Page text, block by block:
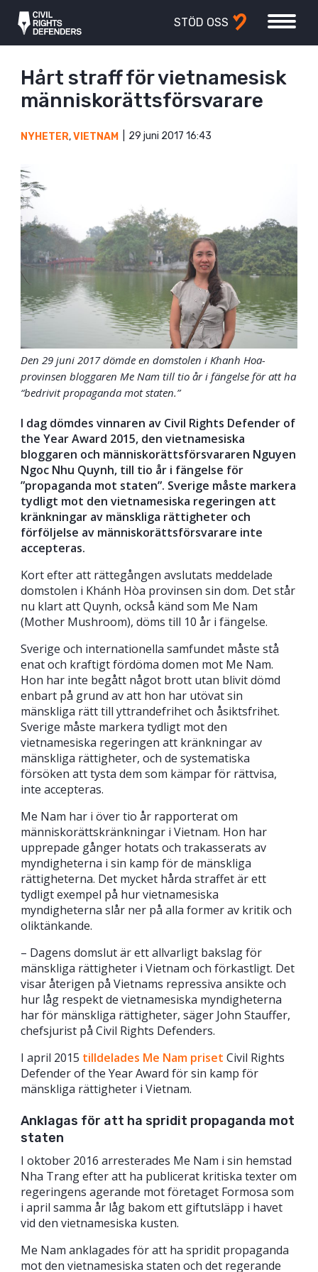
STÖD OSS
Hårt straff för vietnamesisk
människorättsförsvarare
NYHETER,VIETNAM 29 juni 2017 16:43
Den 29 juni 2017 dömde en domstolen i Khanh Hoa-
provinsen bloggaren Me Nam till tio år i fängelse för att ha
“bedrivit propaganda mot staten.”
I dag dömdes vinnaren av Civil Rights Defender of
the Year Award 2015, den vietnamesiska
bloggaren och människorättsförsvararen Nguyen
Ngoc Nhu Quynh, till tio år i fängelse för
”propaganda mot staten”. Sverige måste markera
tydligt mot den vietnamesiska regeringen att
kränkningar av mänskliga rättigheter och
förföljelse av människorättsförsvarare inte
accepteras.
Kort efter att rättegången avslutats meddelade
domstolen i Khánh Hòa provinsen sin dom. Det står
nu klart att Quynh, också känd som Me Nam
(Mother Mushroom), döms till 10 år i fängelse.
Sverige och internationella samfundet måste stå
enat och kraftigt fördöma domen mot Me Nam.
Hon har inte begått något brott utan blivit dömd
enbart på grund av att hon har utövat sin
mänskliga rätt till yttrandefrihet och åsiktsfrihet.
Sverige måste markera tydligt mot den
vietnamesiska regeringen att kränkningar av
mänskliga rättigheter, och de systematiska
försöken att tysta dem som kämpar för rättvisa,
inte accepteras.
Me Nam har i över tio år rapporterat om
människorättskränkningar i Vietnam. Hon har
upprepade gånger hotats och trakasserats av
myndigheterna i sin kamp för de mänskliga
rättigheterna. Det mycket hårda straffet är ett
tydligt exempel på hur vietnamesiska
myndigheterna slår ner på alla former av kritik och
oliktänkande.
– Dagens domslut är ett allvarligt bakslag för
mänskliga rättigheter i Vietnam och förkastligt. Det
visar återigen på Vietnams repressiva ansikte och
hur låg respekt de vietnamesiska myndigheterna
har för mänskliga rättigheter, säger John Stauffer,
chefsjurist på Civil Rights Defenders.
I april 2015 tilldelades Me Nam priset Civil Rights
Defender of the Year Award för sin kamp för
mänskliga rättigheter i Vietnam.
Anklagas för att ha spridit propaganda mot
staten
I oktober 2016 arresterades Me Nam i sin hemstad
Nha Trang efter att ha publicerat kritiska texter om
regeringens agerande mot företaget Formosa som
i april samma år låg bakom ett giftutsläpp i havet
vid den vietnamesiska kusten.
Me Nam anklagades för att ha spridit propaganda
mot den vietnamesiska staten och det regerande